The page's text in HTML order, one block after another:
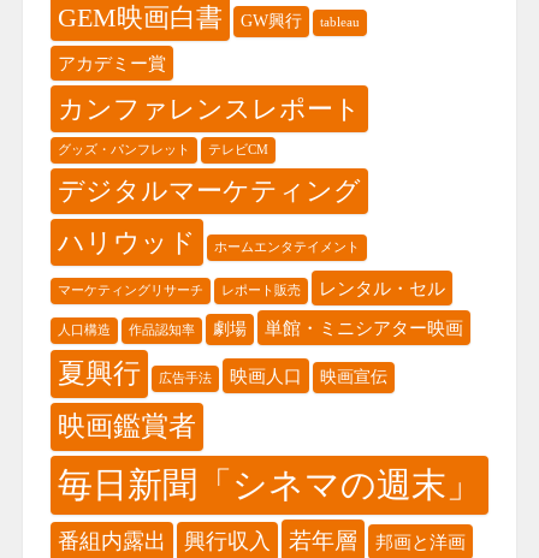
GEM映画白書 GW興行 tableau
アカデミー賞
カンファレンスレポート
グッズ・パンフレット テレビCM
デジタルマーケティング
ハリウッド ホームエンタテイメント
マーケティングリサーチ レポート販売 レンタル・セル
人口構造 作品認知率 劇場 単館・ミニシアター映画
夏興行 広告手法 映画人口 映画宣伝
映画鑑賞者
毎日新聞「シネマの週末」
番組内露出 興行収入 若年層 邦画と洋画